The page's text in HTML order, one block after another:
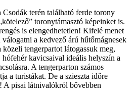
Csodák terén található ferde torony
toronytámasztó képeinket is.
is elengedhetetlen! Kifelé menet
válogatni a kedvező árú hűtőmágnesek
tengerpartot látogassuk meg,
kavicsaival ideális helyszín a
A tengerparton számos
a turistákat. De a szieszta időre
A pisai látnivalókról bővebben